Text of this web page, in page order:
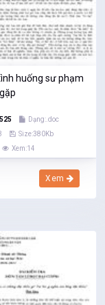
huống sư phạm
Dạng:.doc
Size:380Kb
Xem:14
Xem